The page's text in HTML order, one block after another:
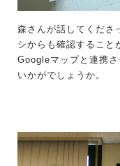
森さんが話してくださ
シからも確認すること
Googleマップと連携
いかがでしょうか。